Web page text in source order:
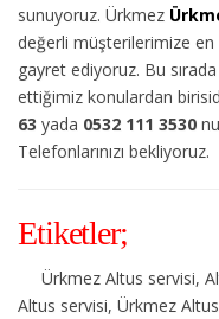
sunuyoruz. Ürkmez
değerli müşterilerimize
gayret ediyoruz. Bu
ettiğimiz konulardan
63 yada 0532 111 3530
Telefonlarınızı bekliyoruz.
Etiketler;
Ürkmez Altus servisi,
Altus servisi, Ürkmez